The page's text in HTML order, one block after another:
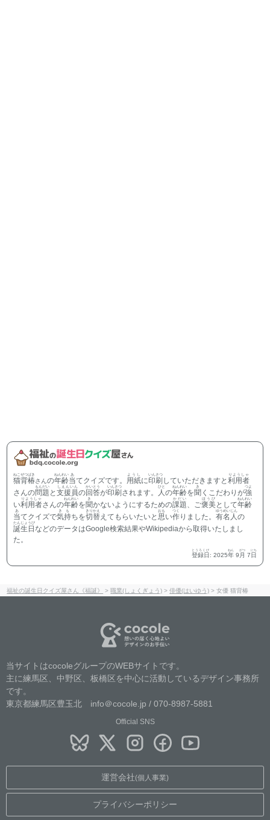
猫背椿
ねこぜつばき
さんの年齢
ねんれい
当
あ
てクイズです。 用紙
ようし
に印刷
いんさつ
していただきますと利用者
りようしゃ
さんの問題
もんだい
と支援員
しえんいん
の回答
かいとう
が印刷
いんさつ
されます。 人
ひと
の年齢
ねんれい
を聞
き
くこだわりが強
つよ
い利用者
りようしゃ
さんの年齢
ねんれい
を聞
き
かないようにするための課題
かだい
、ご褒美
ほうび
として年齢
ねんれい
当
あ
てクイズで気持
きも
ちを切替
きりかえ
えてもらいたいと思
おも
い作
つく
りました。有名人
ゆうめいじん
の
誕生日
たんじょうび
などのデータはGoogle検索結果やWikipediaから取得いたしまし
た。
登録日
とうろくび
: 2025年
ねん
9 月
がつ
7日
にち
福祉の誕生日クイズ屋さん《福誕》 > 職業(しょくぎょう) >俳優(はいゆう) >女優 猫背椿
当サイトはcocoleグループのWEBサイトです。
主に練馬区、中野区、板橋区を中心に活動しているデザイン事務所
です。
東京都練馬区豊玉北 info＠cocole.jp / 070-8987-5881
Official SNS
運営会社(個人事業)
プライバシーポリシー